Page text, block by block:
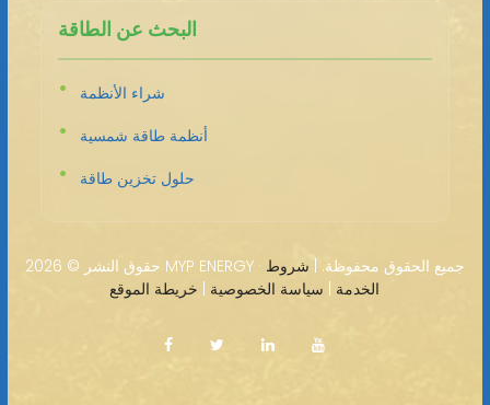
البحث عن الطاقة
شراء الأنظمة
أنظمة طاقة شمسية
حلول تخزين طاقة
حقوق النشر © 2026 MYP ENERGY · جميع الحقوق محفوظة. | شروط
الخدمة | سياسة الخصوصية | خريطة الموقع